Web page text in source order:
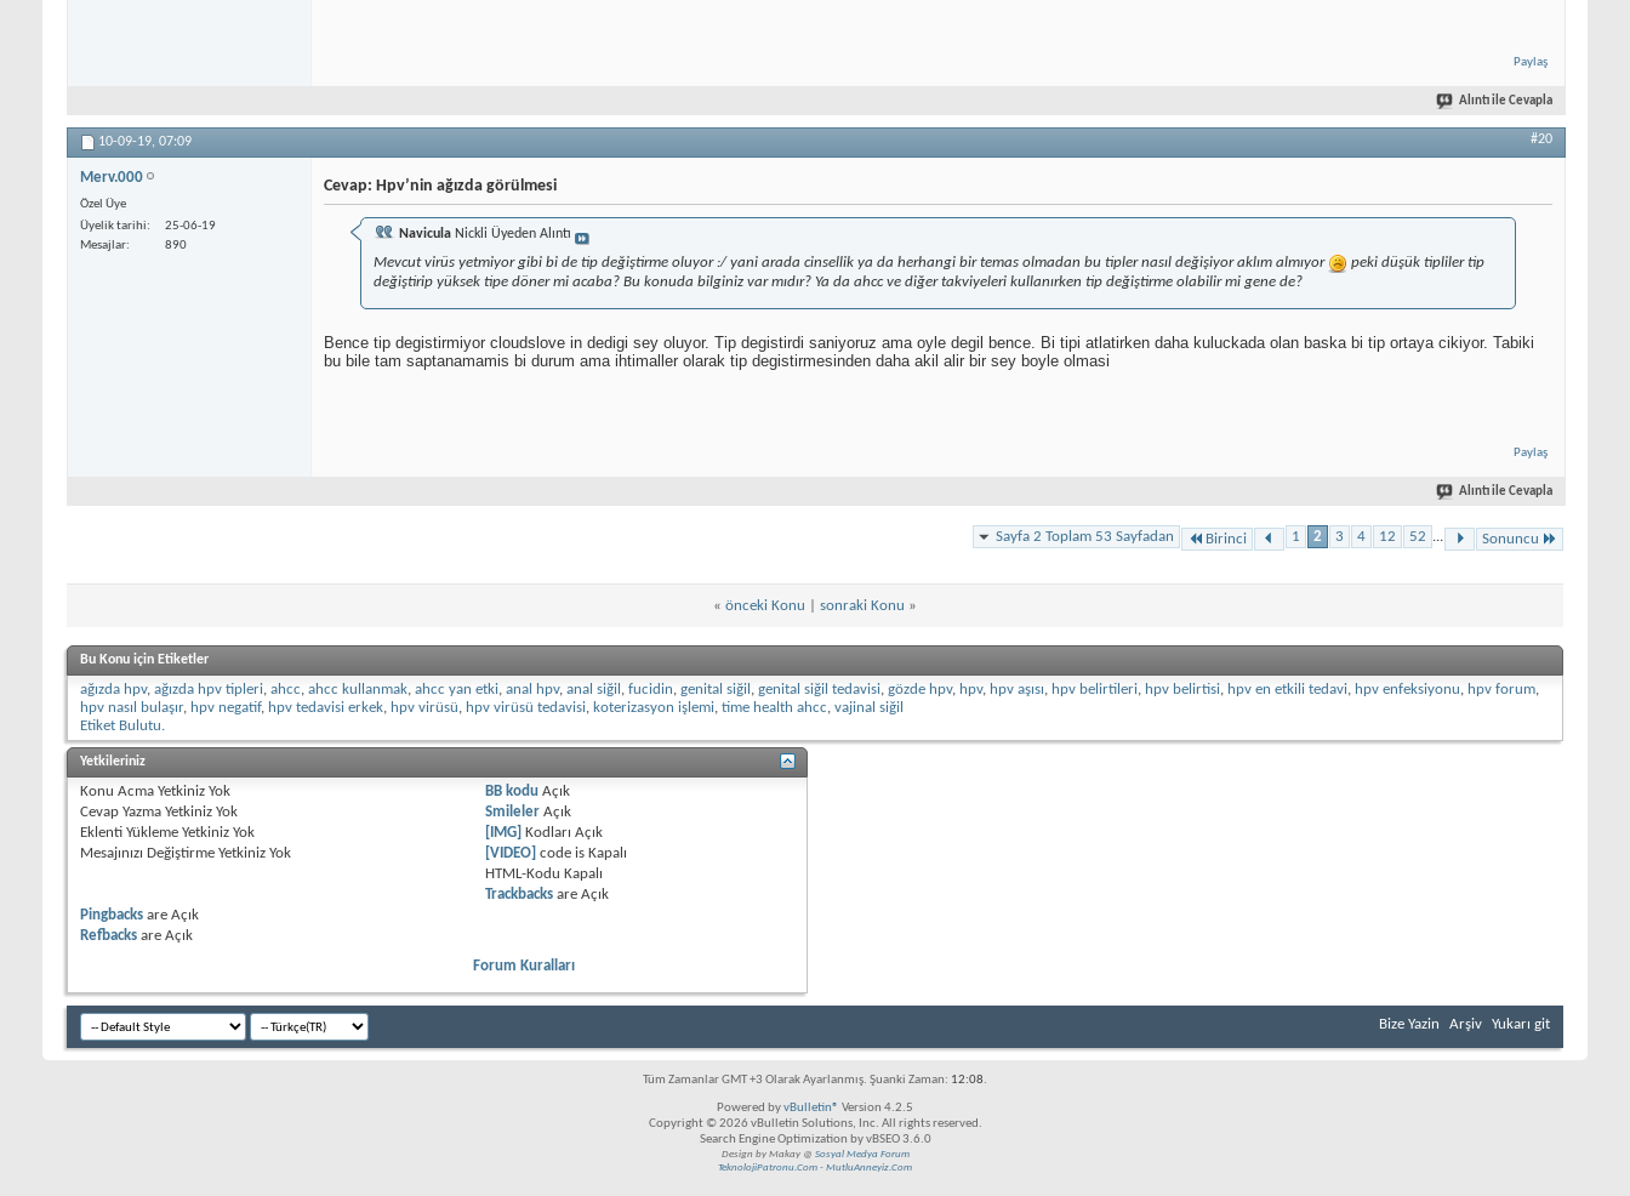
Paylaş
Alıntı ile Cevapla
10-09-19, 07:09 #20
Merv.000
Özel Üye
Üyelik tarihi
25-06-19
Mesajlar
890
Cevap: Hpv’nin ağızda görülmesi
Navicula Nickli Üyeden Alıntı
Mevcut virüs yetmiyor gibi bi de tip değiştirme oluyor :/ yani arada cinsellik ya da herhangi bir temas olmadan bu tipler nasıl değişiyor aklım almıyor
peki düşük tipliler tip
değiştirip yüksek tipe döner mi acaba? Bu konuda bilginiz var mıdır? Ya da ahcc ve diğer takviyeleri kullanırken tip değiştirme olabilir mi gene de?
Bence tip degistirmiyor cloudslove in dedigi sey oluyor. Tip degistirdi saniyoruz ama oyle degil bence. Bi tipi atlatirken daha kuluckada olan baska bi tip ortaya cikiyor. Tabiki
bu bile tam saptanamamis bi durum ama ihtimaller olarak tip degistirmesinden daha akil alir bir sey boyle olmasi
Paylaş
Alıntı ile Cevapla
Sayfa 2 Toplam 53 Sayfadan Birinci 1 2 3 4 12 52 ... Sonuncu
« önceki Konu sonraki Konu »
Bu Konu için Etiketler
ağızda hpv, ağızda hpv tipleri, ahcc, ahcc kullanmak, ahcc yan etki, anal hpv, anal siğil , fucidin, genital siğil , genital siğil tedavisi, gözde hpv, hpv, hpv aşısı, hpv belirtileri, hpv belirtisi, hpv en etkili tedavi, hpv enfeksiyonu, hpv forum,
hpv nasıl bulaşır, hpv negatif, hpv tedavisi erkek, hpv virüsü, hpv virüsü tedavisi, koterizasyon işlemi, time health ahcc, vajinal siğil
Etiket Bulutu.
Yetkileriniz
Konu Acma Yetkiniz Yok
Cevap Yazma Yetkiniz Yok
Eklenti Yükleme Yetkiniz Yok
Mesajınızı Değiştirme Yetkiniz Yok
BB kodu Açık
Smileler Açık
[IMG]
KodlarıAçık
[VIDEO] code is Kapalı
HTML-Kodu Kapalı
Trackbacks areAçık
Pingbacks are Açık
Refbacks are Açık
Forum Kuralları
Bize Yazin Arşiv Yukarı git
Tüm Zamanlar GMT +3 Olarak Ayarlanmış. Şuanki Zaman: 12:08.
Powered byvBulletin® Version 4.2.5
Copyright © 2026 vBulletin Solutions, Inc. All rights reserved.
Search Engine Optimization by vBSEO 3.6.0
Design by Makay @ Sosyal Medya Forum
TeknolojiPatronu.Com - MutluAnneyiz.Com